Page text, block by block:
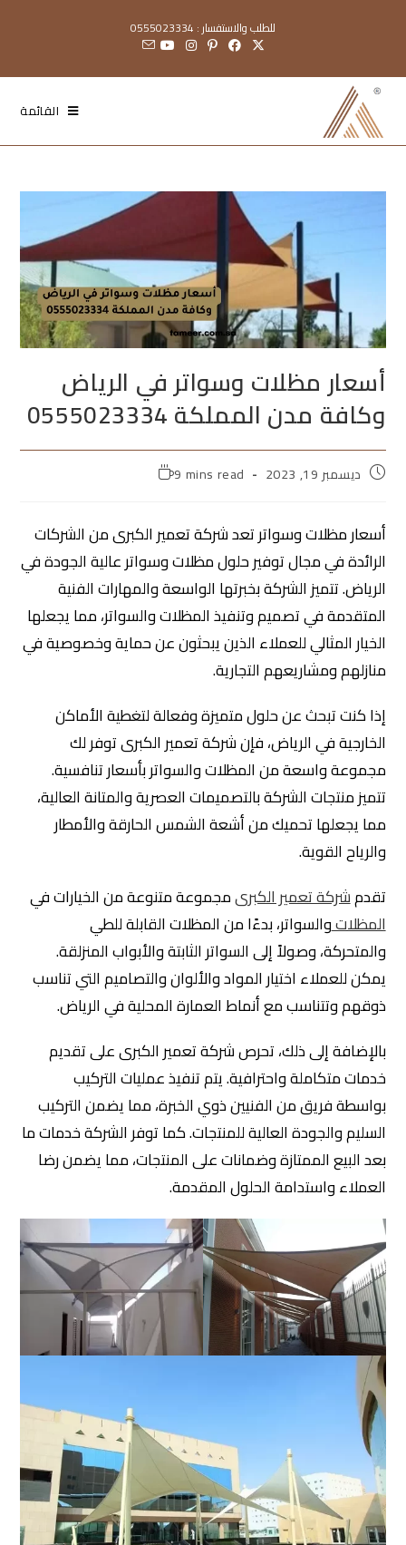
للطلب والاستفسار : 0555023334
القائمة
أسعار مظلات وسواتر في الرياض
وكافة مدن المملكة 0555023334
ديسمبر 19, 2023 9 mins read
أسعار مظلات وسواتر تعد شركة تعمير الكبرى من الشركات
الرائدة في مجال توفير حلول مظلات وسواتر عالية الجودة في
الرياض. تتميز الشركة بخبرتها الواسعة والمهارات الفنية
المتقدمة في تصميم وتنفيذ المظلات والسواتر، مما يجعلها
الخيار المثالي للعملاء الذين يبحثون عن حماية وخصوصية في
منازلهم ومشاريعهم التجارية.
إذا كنت تبحث عن حلول متميزة وفعالة لتغطية الأماكن
الخارجية في الرياض، فإن شركة تعمير الكبرى توفر لك
مجموعة واسعة من المظلات والسواتر بأسعار تنافسية.
تتميز منتجات الشركة بالتصميمات العصرية والمتانة العالية،
مما يجعلها تحميك من أشعة الشمس الحارقة والأمطار
والرياح القوية.
تقدمشركة تعمير الكبرىمجموعة متنوعة من الخيارات في
المظلاتوالسواتر، بدءًا من المظلات القابلة للطي
والمتحركة، وصولاً إلى السواتر الثابتة والأبواب المنزلقة.
يمكن للعملاء اختيار المواد والألوان والتصاميم التي تناسب
ذوقهم وتتناسب مع أنماط العمارة المحلية في الرياض.
بالإضافة إلى ذلك، تحرص شركة تعمير الكبرى على تقديم
خدمات متكاملة واحترافية. يتم تنفيذ عمليات التركيب
بواسطة فريق من الفنيين ذوي الخبرة، مما يضمن التركيب
السليم والجودة العالية للمنتجات. كما توفر الشركة خدمات ما
بعد البيع الممتازة وضمانات على المنتجات، مما يضمن رضا
العملاء واستدامة الحلول المقدمة.